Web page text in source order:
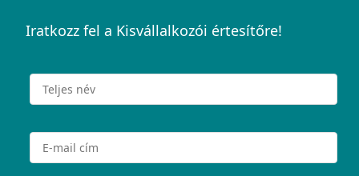
Iratkozz fel a Kisvállalkozói értesítőre!